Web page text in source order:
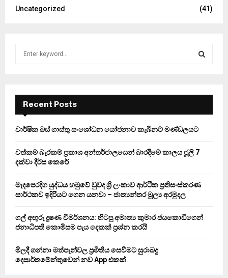
Uncategorized
(41)
f
r
E
A
Recent Posts
වාර්ෂික බස් ගාස්තු සංශෝධන යෝජනාව කැබිනට් මණ්ඩලයට
වත්කම් බැරකම් ප්‍රකාශ අන්තර්ජාලයෙන් බාරදීමේ කාලය ජූලි 7
දක්වා දීර්ඝ කෙරේ
මැදපෙරදිග යුද්ධය හමුවේ වුවද ශ්‍රී ලංකාව ආර්ථික ප්‍රතිසංස්කරණ
සාර්ථකව ඉදිරියට ගෙන යනවා – ජාත්‍යන්තර මූල්‍ය අරමුදල
ගල් අඟුරු දූෂණ විමර්ශනය: හිටපු අමාත්‍ය කුමාර ජයකොඩිගෙන්
ජනාධිපති කොමිසම පැය දෙකක් ප්‍රශ්න කරයි
මිලදී ගන්නා මත්පැන්වල ප්‍රමිතිය සෙවීමට සුරාබදු
දෙපාර්තමේන්තුවෙන් නව App එකක්